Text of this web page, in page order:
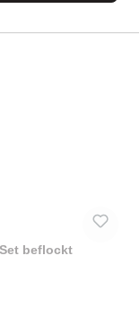
beflockt